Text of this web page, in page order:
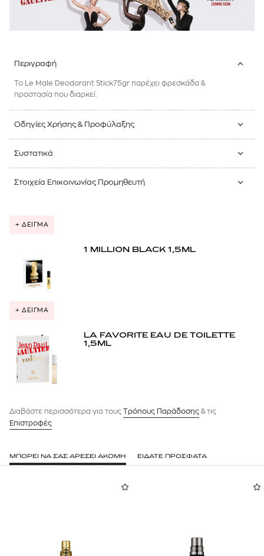
Περιγραφή
Το Le Male Deodorant Stick75gr παρέχει φρεσκάδα &
προστασία που διαρκεί.
Οδηγίες Χρήσης & Προφύλαξης
Συστατικά
Στοιχεία Επικοινωνίας Προμηθευτή
+ ΔΕΙΓΜΑ
1 MILLION BLACK 1,5ML
+ ΔΕΙΓΜΑ
LA FAVORITE EAU DE TOILETTE
1,5ML
Διαβάστε περισσότερα για τους Tρόπους Παράδοσης & τις
Επιστροφές
ΜΠΟΡΕΙ ΝΑ ΣΑΣ ΑΡΕΣΕΙ ΑΚΟΜΗ ΕΙΔΑΤΕ ΠΡΟΣΦΑΤΑ